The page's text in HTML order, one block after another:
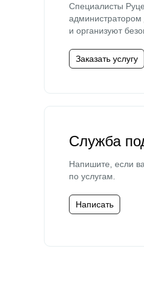
Специалисты
и организуют
Заказать услугу
Служба
Напишите, если
по услугам.
Написать